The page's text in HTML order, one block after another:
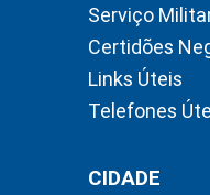
Serviço
Certidões
Links Úteis
Telefones
CIDADE